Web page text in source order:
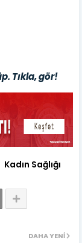
Tıkla, gör!
Kadın Sağlığı
DAHA YENI